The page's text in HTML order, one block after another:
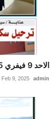
الاحد 9 فيفري 2025
admin
Feb 9, 2025